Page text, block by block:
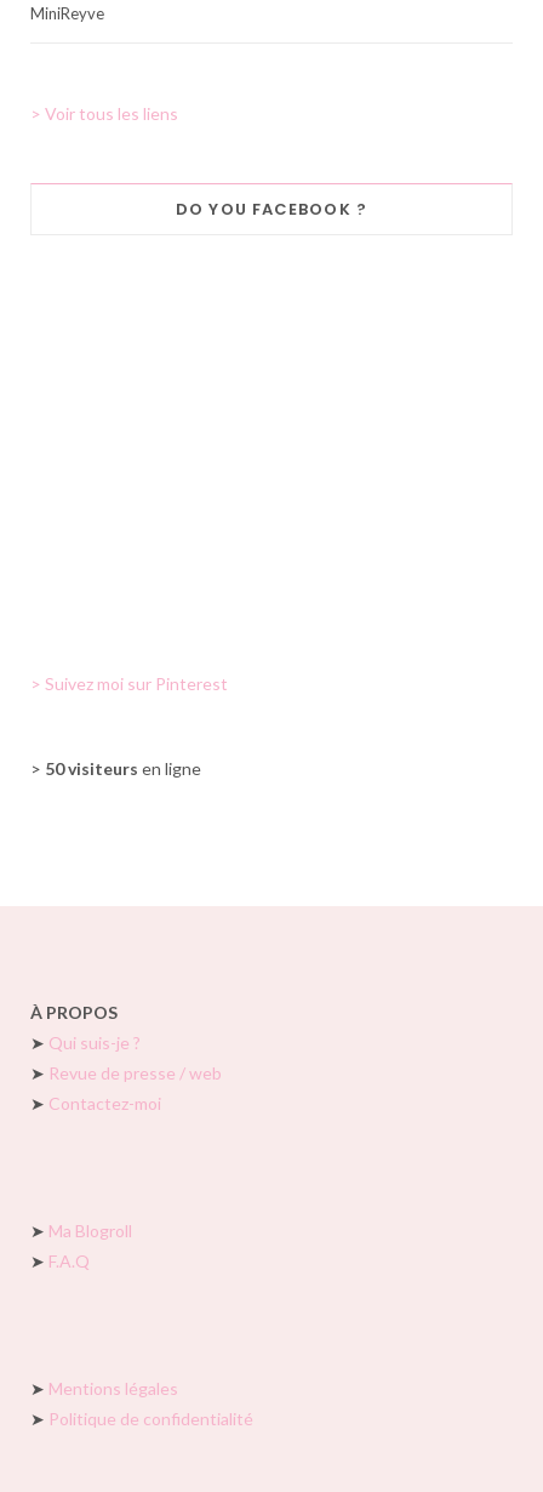
MiniReyve
> Voir tous les liens
DO YOU FACEBOOK ?
> Suivez moi sur Pinterest
> 50 visiteurs en ligne
À PROPOS
➤ Qui suis-je ?
➤ Revue de presse / web
➤ Contactez-moi
➤ Ma Blogroll
➤ F.A.Q
➤ Mentions légales
➤ Politique de confidentialité